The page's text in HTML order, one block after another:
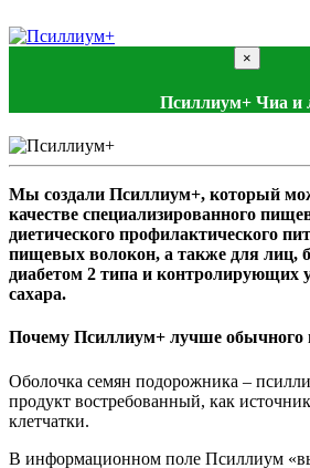
×
Псиллиум+ Чиа и
Мы создали Псиллиум+, который
качестве специализированного
диетического профилактического
пищевых волокон, а также для лиц,
диабетом 2 типа и контролирующих
сахара.
Почему Псиллиум+ лучше обычного
Оболочка семян подорожника –
продукт востребованный, как
клетчатки.
В информационном поле Псиллиум